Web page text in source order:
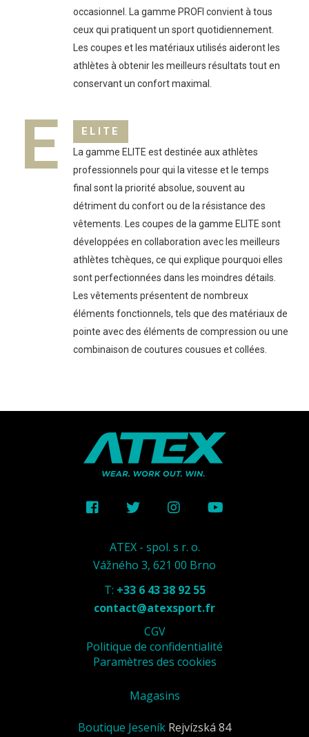
occasionnel. La gamme PROFI convient à tous
ceux qui pratiquent un sport quotidiennement.
Les coupes et les matériaux utilisés aideront les
athlètes à obtenir les meilleurs résultats tout en
conservant un confort maximal.
E ELITE
La gamme ELITE est destinée aux athlètes
professionnels pour qui la vitesse et le temps
final sont la priorité absolue, souvent au
détriment du confort ou de la résistance des
vêtements. Les coupes de la gamme ELITE sont
développées en collaboration avec les meilleurs
athlètes tchèques, ce qui explique pourquoi elles
sont perfectionnées dans les moindres détails.
Les vêtements présentent de nombreux
éléments fonctionnels, tels que des matériaux de
pointe avec des éléments de compression ou une
combinaison de coutures cousues et collées.
ATEX - spol. s r. o.
Vážného 3, 621 00 Brno
T: +33 6 43 38 92 55
contact@atexsport.fr
CGV
Politique de confidentialité
Paramètres des cookies
Magasins
Boutique Jeseník Rejvízská 84